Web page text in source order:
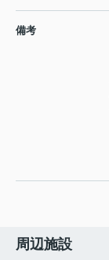
備考
周辺施設